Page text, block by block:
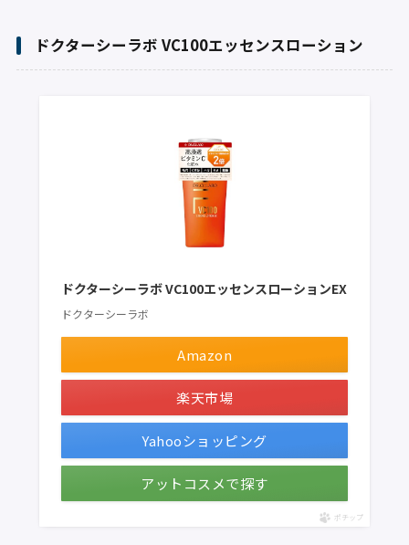
ドクターシーラボ VC100エッセンスローション
ドクターシーラボ VC100エッセンスローションEX
ドクターシーラボ
Amazon
楽天市場
Yahooショッピング
アットコスメで探す
ポチップ